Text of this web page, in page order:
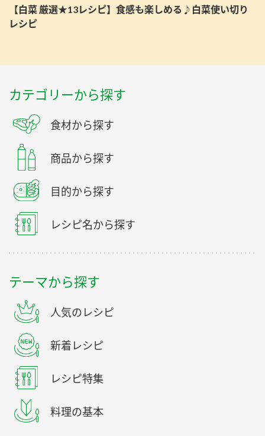
【白菜 厳選★13レシピ】食感も楽しめる♪白菜使い切り
レシピ
カテゴリーから探す
食材から探す
商品から探す
目的から探す
レシピ名から探す
テーマから探す
人気のレシピ
新着レシピ
レシピ特集
料理の基本